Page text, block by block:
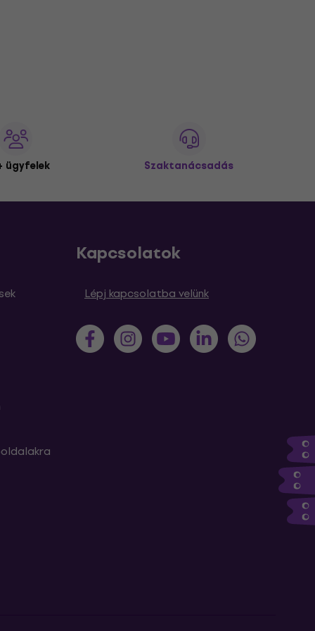
ügyfelek Szaktanácsadás
Kapcsolatok
Lépj kapcsolatba velünk